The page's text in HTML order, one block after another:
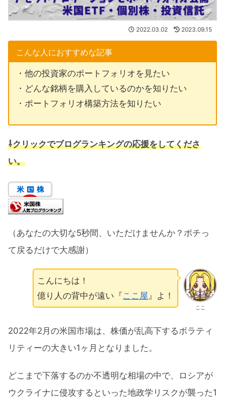
2022.03.02 2023.09.15
こんな人におすすめな記事
・他の投資家のポートフォリオを見たい
・どんな銘柄を購入しているのかを知りたい
・ポートフォリオ構築方法を知りたい
⇩クリックでブログランキングの応援をしてくださ
い。
（あなたの大切な5秒間、いただけませんか？ポチっ
て戻るだけで大感謝）
ここ
こんにちは！
億り人の背中が遠い『 ここ屋』よ！
2022年2月の米国市場は、株価が乱高下するボラティ
リティーの大きい1ヶ月となりました。
どこまで下落するのか不透明な相場の中で、ロシアが
ウクライナに侵攻するといった地政学リスクが襲った1